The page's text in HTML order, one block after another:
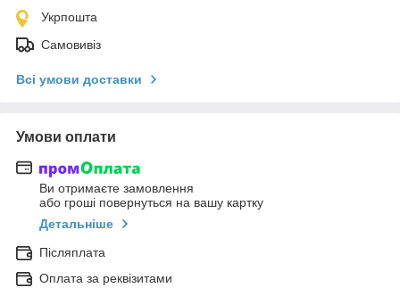
Укрпошта
Самовивіз
Всі умови доставки
Умови оплати
Ви отримаєте замовлення
або гроші повернуться на вашу картку
Детальніше
Післяплата
Оплата за реквізитами